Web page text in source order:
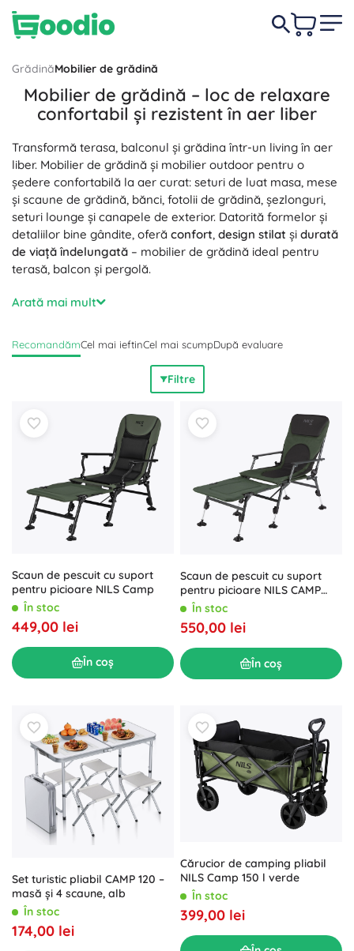
GrădinăMobilier de grădină
Mobilier de grădină – loc de relaxare
confortabil și rezistent în aer liber
Transformă terasa, balconul și grădina într-un living în aer
liber. Mobilier de grădină și mobilier outdoor pentru o
ședere confortabilă la aer curat: seturi de luat masa, mese
și scaune de grădină, bănci, fotolii de grădină, șezlonguri,
seturi lounge și canapele de exterior. Datorită formelor și
detaliilor bine gândite, oferă confort, design stilat și durată
de viață îndelungată – mobilier de grădină ideal pentru
terasă, balcon și pergolă.
Materiale pentru toate gusturile: mobilier de grădină din
lemn (teak, acacia) cu fibră naturală, mobilier de grădină
ridicată, mobilier din plastic ușor de întreținut și mobilier
elegant din poliratan/ratan pentru lounge. Stabilitate UV,
tratamente anticorozive și perne de calitate cu huse
detașabile, hidrofobe asigurărezistență la intemperii
întreținere facilă
confort pe tot parcursul sezonului.
Funcții practice care economisesc spațiu și timp: scaune
pliabile, fotolii stivuibile, mese de grădină extensibile și
culisante, șezlonguri reglabile, seturi modulare și seturi de
colț pentru grădină. Pentru balcoane mici sau terase mari,
alege cu ușurință un set bistro compact, un set de luat
masa pentru familie cu 4–8 locuri sau un lounge de
relaxare. Ergonomia și structurile rezistente aduc
Arată mai mult
RecomandămCel mai ieftinCel mai scumpDupă evaluare
Filtre
Scaun de pescuit cu suport
pentru picioare NILS Camp
În stoc
449,00 lei
În coș
Scaun de pescuit cu suport
pentru picioare NILS CAMP
NC1802
În stoc
550,00 lei
În coș
Set turistic pliabil CAMP 120 –
masă și 4 scaune, alb
În stoc
174,00 lei
Cărucior de camping pliabil
NILS Camp 150 l verde
În stoc
399,00 lei